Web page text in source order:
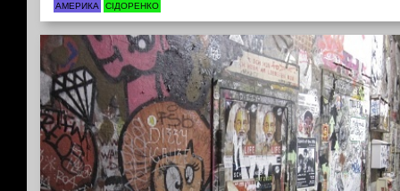
АМЕРИКА СІДОРЕНКО